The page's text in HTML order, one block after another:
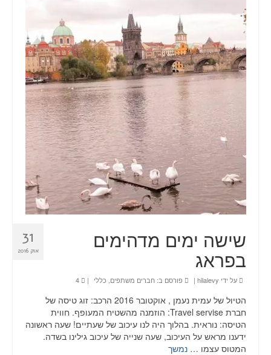
טיולים
תכנון טיול בהתאמה אישית
חדשות
צור קשר
Planning a trip? Here it all begins!
עמוד הבית
31
אוק 2016 שישה ימים מדהימים
בפראג
על ידי hilalevy
| פורסם ב: חברים משתפים כללי |
הטיול של עמית נעמן , אוקטובר 2016 הרכב: זוג טיסה של
חברת Travel servise: הוזמנה מהשטיח המעופף. חווית
הטיסה: נוראית. בהלוך היה לנו עיכוב של שעתיים! שעה ראשונה
ידענו מראש על העיכוב, שעה שנייה של עיכוב גילינו בשדה.
המטוס עצמו … נמשך